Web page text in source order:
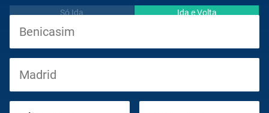
Cruzeiros
Só Ida Ida e Volta